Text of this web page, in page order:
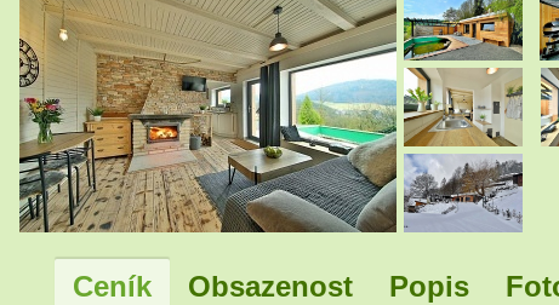
Ceník Obsazenost Popis